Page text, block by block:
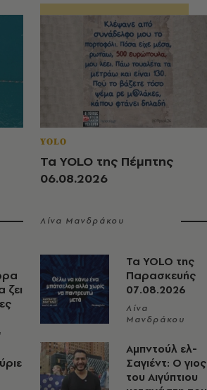
ζει
YOLO
Τα YOLO της Πέμπτης
06.08.2026
Λίνα Μανδράκου
Τα YOLO της
Παρασκευής
07.08.2026
Λίνα
Μανδράκου
Αμπντούλ ελ-
Σαγιέντ: Ο γιος
του Αιγύπτιου